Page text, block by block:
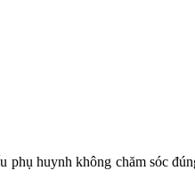
phụ huynh không chăm sóc